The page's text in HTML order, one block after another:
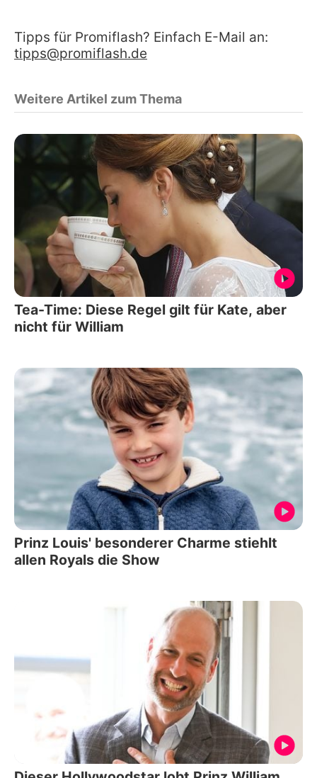
Tipps für Promiflash? Einfach E-Mail an:
tipps@promiflash.de
Weitere Artikel zum Thema
Tea-Time: Diese Regel gilt für Kate, aber
nicht für William
Prinz Louis' besonderer Charme stiehlt
allen Royals die Show